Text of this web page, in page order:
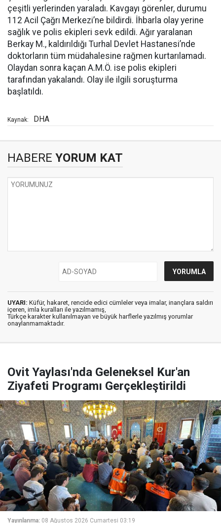
çeşitli yerlerinden yaraladı. Kavgayı görenler, durumu
112 Acil Çağrı Merkezi’ne bildirdi. İhbarla olay yerine
sağlık ve polis ekipleri sevk edildi. Ağır yaralanan
Berkay M., kaldırıldığı Turhal Devlet Hastanesi’nde
doktorların tüm müdahalesine rağmen kurtarılamadı.
Olaydan sonra kaçan A.M.Ö. ise polis ekipleri
tarafından yakalandı. Olay ile ilgili soruşturma
başlatıldı.
Kaynak: DHA
HABERE YORUM KAT
UYARI: Küfür, hakaret, rencide edici cümleler veya imalar, inançlara saldırı
içeren, imla kuralları ile yazılmamış,
Türkçe karakter kullanılmayan ve büyük harflerle yazılmış yorumlar
onaylanmamaktadır.
Ovit Yaylası'nda Geleneksel Kur'an
Ziyafeti Programı Gerçekleştirildi
Yayınlanma: 08 Ağustos 2026 Cumartesi 03:19